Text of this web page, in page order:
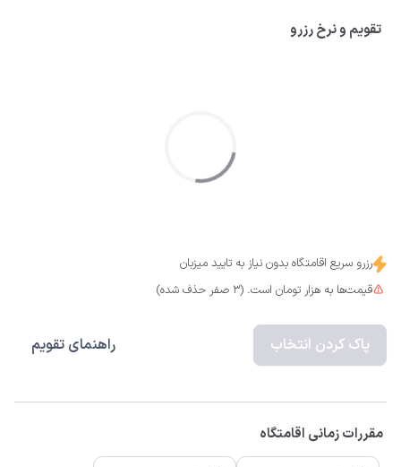
تقویم و نرخ رزرو
رزرو سریع اقامتگاه بدون نیاز به تایید میزبان
قیمت‌ها به هزار تومان است. (3 صفر حذف شده)
پاک کردن انتخاب راهنمای تقویم
مقررات زمانی اقامتگاه